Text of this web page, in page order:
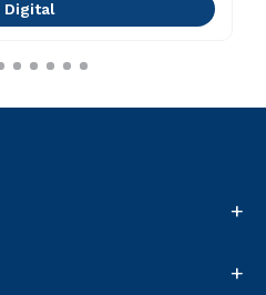
Digital
+
+